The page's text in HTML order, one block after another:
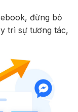
đừng bỏ
trì sự tương tác,